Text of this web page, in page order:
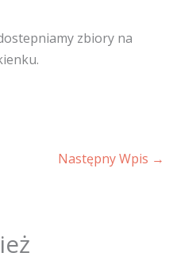
zbiory na
Następny Wpis →